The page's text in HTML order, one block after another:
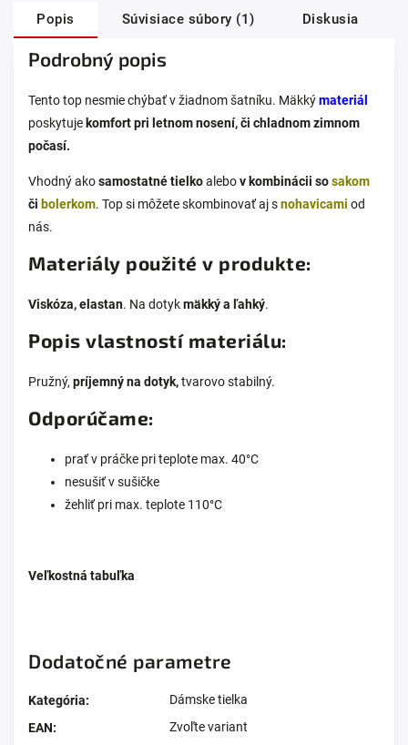
Popis Súvisiace súbory (1) Diskusia
Podrobný popis
Tento top nesmie chýbať v žiadnom šatníku. Mäkkýmateriál
poskytuje komfort pri letnom nosení, či chladnom zimnom
počasí.
Vhodný akosamostatné tielkoalebov kombinácii sosakom
či bolerkom. Top si môžete skombinovať aj snohavicami od
nás.
Materiály použité v produkte:
Viskóza, elastan. Na dotykmäkký a ľahký.
Popis vlastností materiálu:
Pružný, príjemný na dotyk,tvarovo stabilný.
Odporúčame:
prať v práčke pri teplote max. 40°C
nesušiť v sušičke
žehliť pri max. teplote 110°C
Veľkostná tabuľka
Dodatočné parametre
Kategória:
Dámske tielka
EAN: Zvoľte variant